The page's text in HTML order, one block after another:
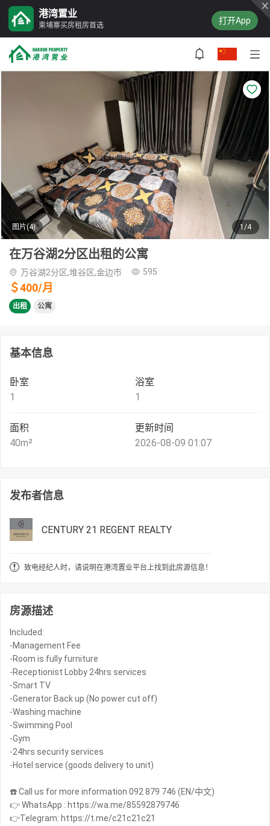
港湾置业
柬埔寨买房租房首选 打开App
图片(4) 1/4
在万谷湖2分区出租的公寓
万谷湖2分区,堆谷区,金边市 595
＄400/月
出租 公寓
基本信息
卧室
1
浴室
1
面积
40m²
更新时间
2026-08-09 01:07
发布者信息
CENTURY 21 REGENT REALTY
致电经纪人时，请说明在港湾置业平台上找到此房源信息！
房源描述
Included:
-Management Fee
-Room is fully furniture
-Receptionist Lobby 24hrs services
-Smart TV
-Generator Back up (No power cut off)
-Washing machine
-Swimming Pool
-Gym
-24hrs security services
-Hotel service (goods delivery to unit)
☎️ Call us for more information 092 879 746 (EN/中文)
👉 WhatsApp : https://wa.me/85592879746
👉Telegram: https://t.me/c21c21c21